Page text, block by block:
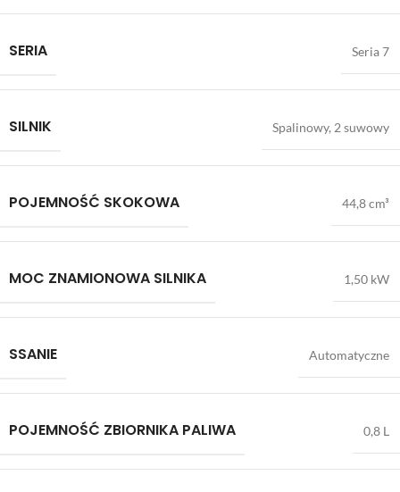
SERIA Seria 7
SILNIK Spalinowy, 2 suwowy
POJEMNOŚĆ SKOKOWA 44,8 cm³
MOC ZNAMIONOWA SILNIKA 1,50 kW
SSANIE Automatyczne
POJEMNOŚĆ ZBIORNIKA PALIWA 0,8 L